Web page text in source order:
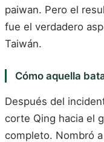
paiwan. Pero el
fue el verdadero
Taiwán.
Cómo aquella
Después del
corte Qing hacia el
completo. Nombró